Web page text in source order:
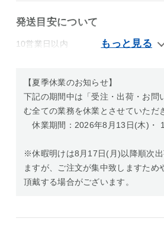
発送目安について
10営業日以内
【夏季休業のお知らせ】
下記の期間中は「受注・出荷・お問
む全ての業務を休業とさせていただ
休業期間：2026年8月13日(木)・
※休暇明けは8月17日(月)以降順次出
ますが、ご注文が集中致しますため
頂戴する場合がございます。